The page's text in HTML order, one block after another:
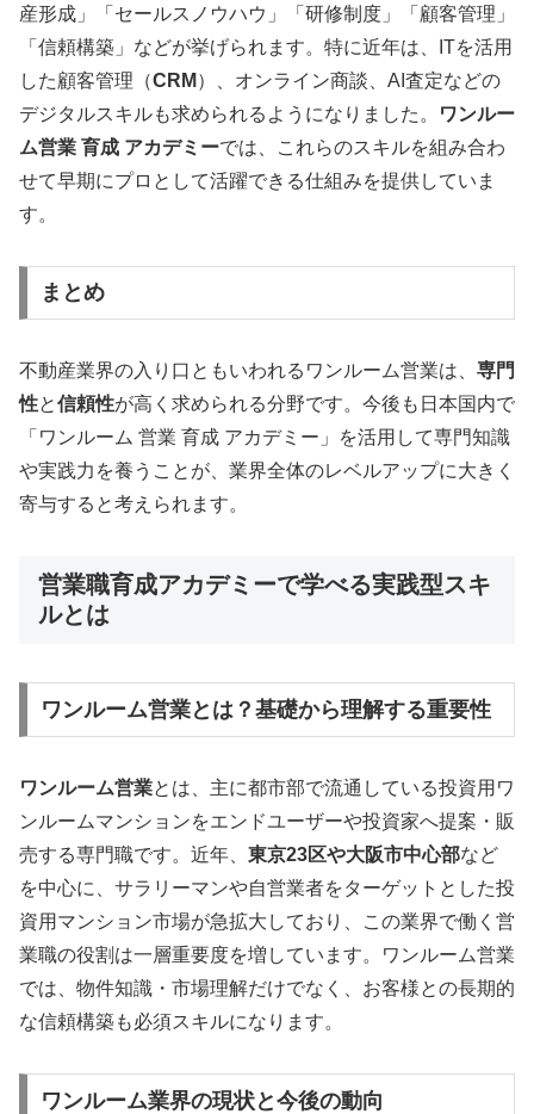
産形成」「セールスノウハウ」「研修制度」「顧客管理」
「信頼構築」などが挙げられます。特に近年は、ITを活用
した顧客管理（CRM ）、オンライン商談、AI査定などの
デジタルスキルも求められるようになりました。
ワンルー
ム営業 育成 アカデミーでは、これらのスキルを組み合わ
せて早期にプロとして活躍できる仕組みを提供していま
す。
まとめ
不動産業界の入り口ともいわれるワンルーム営業は、 専門
性と信頼性が高く求められる分野です。今後も日本国内で
「ワンルーム 営業 育成 アカデミー」を活用して専門知識
や実践力を養うことが、業界全体のレベルアップに大きく
寄与すると考えられます。
営業職育成アカデミーで学べる実践型スキ
ルとは
ワンルーム営業とは？基礎から理解する重要性
ワンルーム営業とは、主に都市部で流通している投資用ワ
ンルームマンションをエンドユーザーや投資家へ提案・販
売する専門職です。近年、 東京23区や大阪市中心部など
を中心に、サラリーマンや自営業者をターゲットとした投
資用マンション市場が急拡大しており、この業界で働く営
業職の役割は一層重要度を増しています。ワンルーム営業
では、物件知識・市場理解だけでなく、お客様との長期的
な信頼構築も必須スキルになります。
ワンルーム業界の現状と今後の動向